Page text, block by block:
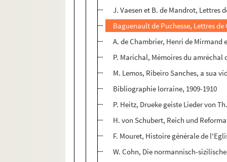
J. Vaesen et B. de Mandrot, Lettres
Baguenault de Puchesse, Lettres
A. de Chambrier, Henri de Mirmand
P. Marichal, Mémoires du amréchal
M. Lemos, Ribeiro Sanches, a sua
Bibliographie lorraine, 1909-1910
P. Heitz, Drueke geiste Lieder von
H. von Schubert, Reich und
F. Mouret, Histoire générale de
W. Cohn, Die normannisch-